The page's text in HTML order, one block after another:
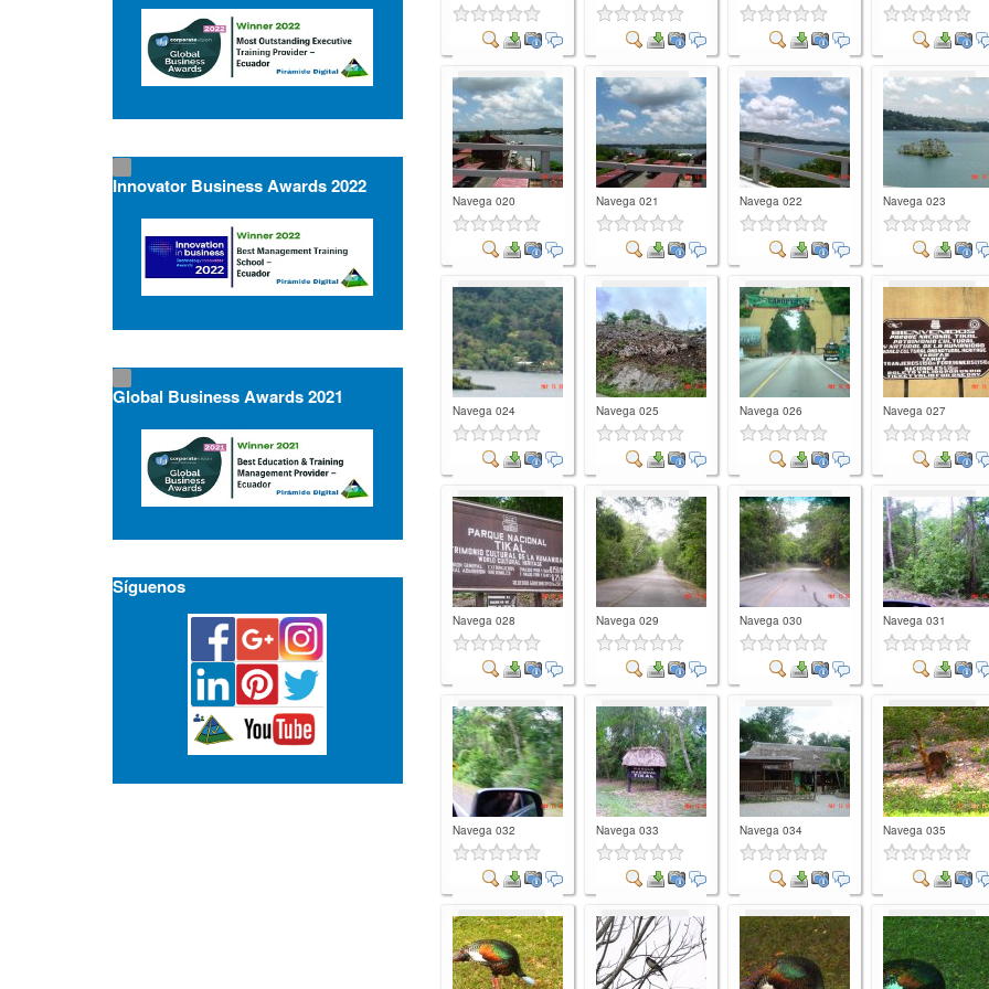
Comment Comment Comment Comment
Navega 020
Comment
Navega 021 Navega 022
Comment
Navega 023
Comment
Navega 024
Comment
Navega 025
Comment
Navega 026
Comment
Navega 027
Comment
Navega 028
Comment
Navega 029
Comment
Navega 030
Comment
Navega 031
Comment
Navega 032
Comment
Navega 033
Comment
Navega 034
Comment
Navega 035
Comment
Innovator Business Awards 2022
Global Business Awards 2021
Síguenos